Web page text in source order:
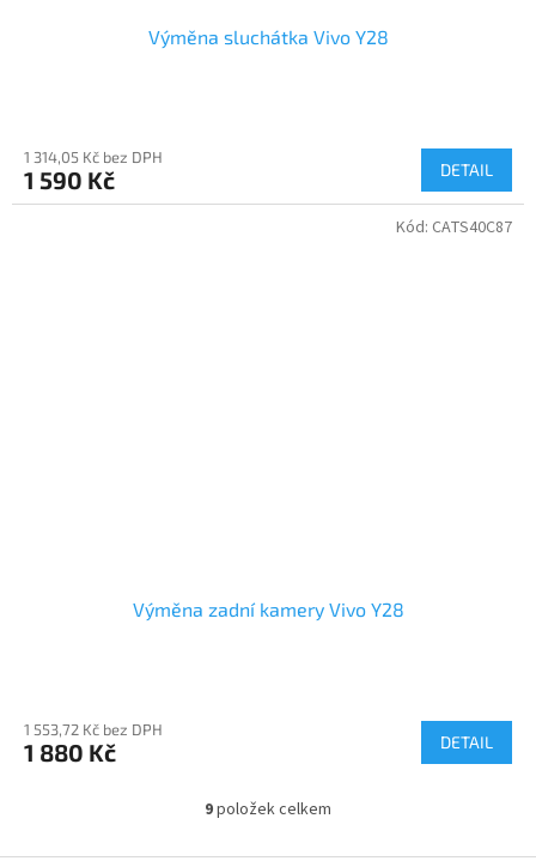
Výměna sluchátka Vivo Y28
1 314,05 Kč bez DPH
1 590 Kč DETAIL
Výměna zadní kamery Vivo Y28
1 553,72 Kč bez DPH
1 880 Kč DETAIL
Kód: CATS40C87
O
9položek celkem